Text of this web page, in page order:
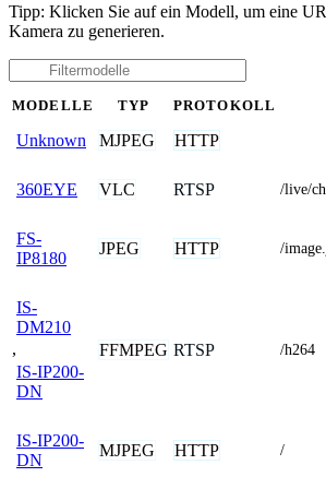
Tipp: Klicken Sie auf ein Modell, um eine
Kamera zu generieren.
MODELLE TYP PROTOKOLL
Unknown MJPEG HTTP
360EYE VLC RTSP /live/
FS-
IP8180
JPEG HTTP /
IS-
DM210
,
IS-IP200-
DN
FFMPEG RTSP /h264
IS-IP200-
DN
MJPEG HTTP /